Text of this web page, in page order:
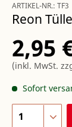
ARTIKEL-NR.: TF3
Reon
2,95
(inkl. MwSt.
Sofort